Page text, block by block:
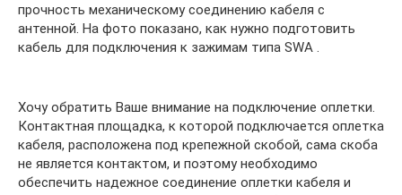
прочность механическому соединению кабеля с
антенной. На фото показано, как нужно подготовить
кабель для подключения к зажимам типа SWA .
Хочу обратить Ваше внимание на подключение оплетки.
Контактная площадка, к которой подключается оплетка
кабеля, расположена под крепежной скобой, сама скоба
не является контактом, и поэтому необходимо
обеспечить надежное соединение оплетки кабеля и